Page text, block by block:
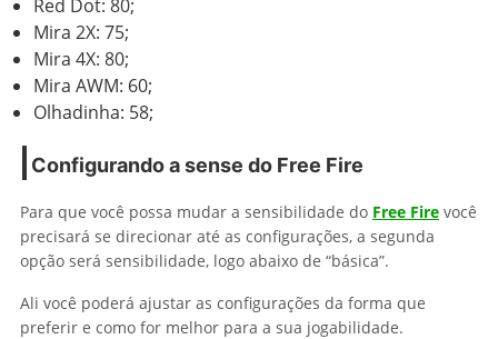
Red Dot: 80;
Mira 2X: 75;
Mira 4X: 80;
Mira AWM: 60;
Olhadinha: 58;
Configurando a sense do Free Fire
Para que você possa mudar a sensibilidade do Free Fire você
precisará se direcionar até as configurações, a segunda
opção será sensibilidade, logo abaixo de “básica”.
Ali você poderá ajustar as configurações da forma que
preferir e como for melhor para a sua jogabilidade.